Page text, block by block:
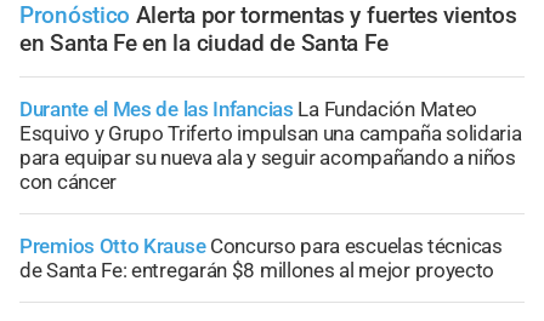
Pronóstico Alerta por tormentas y fuertes vientos
en Santa Fe en la ciudad de Santa Fe
Durante el Mes de las Infancias La Fundación Mateo
Esquivo y Grupo Triferto impulsan una campaña solidaria
para equipar su nueva ala y seguir acompañando a niños
con cáncer
Premios Otto Krause Concurso para escuelas técnicas
de Santa Fe: entregarán $8 millones al mejor proyecto